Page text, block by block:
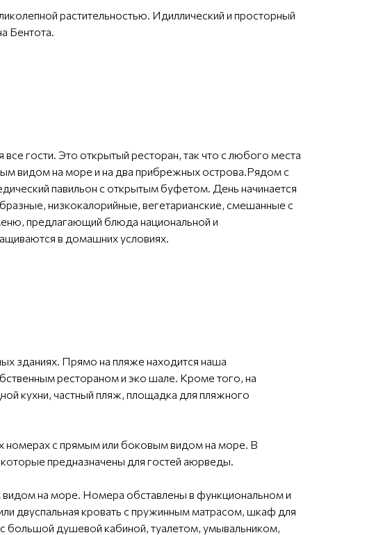
растительностью. Идиллический и просторный
Бентота.
гости. Это открытый ресторан, так что с любого места
видом на море и на два прибрежных острова.Рядом с
павильон с открытым буфетом. День начинается
низкокалорийные, вегетарианские, смешанные с
предлагающий блюда национальной и
в домашних условиях.
зданиях. Прямо на пляже находится наша
рестораном и эко шале. Кроме того, на
кухни, частный пляж, площадка для пляжного
номерах с прямым или боковым видом на море. В
предназначены для гостей аюрведы.
на море. Номера обставлены в функциональном и
двуспальная кровать с пружинным матрасом, шкаф для
большой душевой кабиной, туалетом, умывальником,